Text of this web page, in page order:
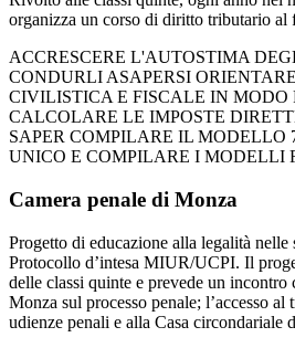
organizza un corso di diritto tributario al
ACCRESCERE L'AUTOSTIMA
CONDURLI ASAPERSI
CIVILISTICA E FISCALE IN MODO
CALCOLARE LE IMPOSTE
SAPER COMPILARE IL MODELLO
UNICO E COMPILARE I MODELLI
Camera penale di Monza
Progetto di educazione alla legalità nelle
Protocollo d’intesa MIUR/UCPI. Il
delle classi quinte e prevede un
Monza sul processo penale; l’accesso al
udienze penali e alla Casa circondariale